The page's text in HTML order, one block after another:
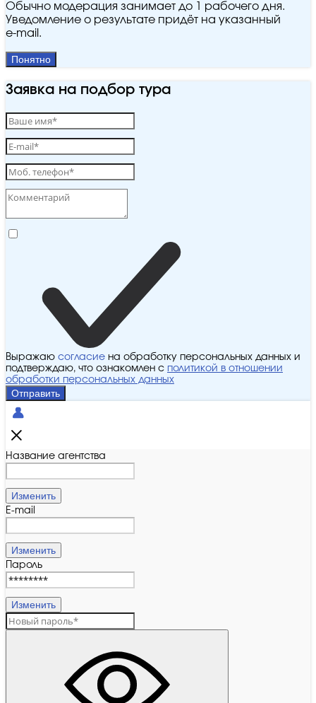
Обычно модерация занимает до 1 рабочего дня.
Уведомление о результате придёт на указанный
e‑mail.
Понятно
Заявка на подбор тура
Выражаю согласие на обработку персональных данных и
подтверждаю, что ознакомлен с политикой в отношении
обработки персональных данных
Отправить
Название агентства
Изменить
E-mail
Изменить
Пароль
Изменить